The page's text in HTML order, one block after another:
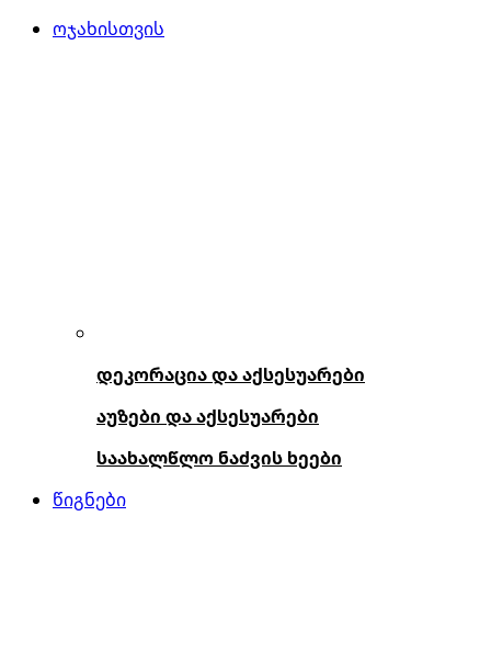
ოჯახისთვის
დეკორაცია და აქსესუარები
აუზები და აქსესუარები
საახალწლო ნაძვის ხეები
წიგნები